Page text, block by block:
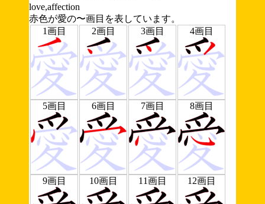
love,affection
赤色が愛の〜画目を表しています。
1画目
2画目 3画目 4画目
5画目 6画目 7画目 8画目
9画目 10画目 11画目 12画目